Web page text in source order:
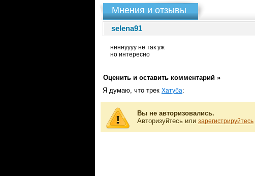
Мнения и отзывы
selena91
ннннуууу не так уж
но интересно
Оценить и оставить комментарий »
Я думаю, что трек Хатуба:
Вы не авторизовались.
Авторизуйтесь или зарегистрируйтесь